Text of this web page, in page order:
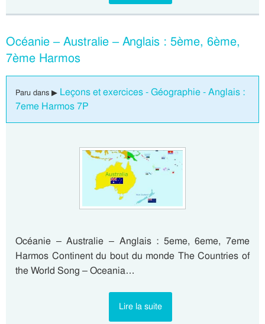
Océanie – Australie – Anglais : 5ème, 6ème,
7ème Harmos
Paru dans ▶ Leçons et exercices - Géographie - Anglais :
7eme Harmos 7P
Océanie – Australie – Anglais : 5eme, 6eme, 7eme
Harmos Continent du bout du monde The Countries of
the World Song – Oceania…
Lire la suite